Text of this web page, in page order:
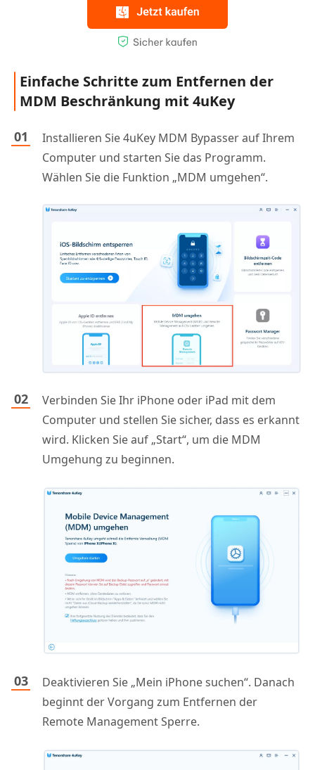
Einfache Schritte zum Entfernen der
MDM Beschränkung mit 4uKey
Installieren Sie 4uKey MDM Bypasser auf Ihrem
Computer und starten Sie das Programm.
Wählen Sie die Funktion „MDM umgehen“.
Verbinden Sie Ihr iPhone oder iPad mit dem
Computer und stellen Sie sicher, dass es erkannt
wird. Klicken Sie auf „Start“, um die MDM
Umgehung zu beginnen.
Deaktivieren Sie „Mein iPhone suchen“. Danach
beginnt der Vorgang zum Entfernen der
Remote Management Sperre.